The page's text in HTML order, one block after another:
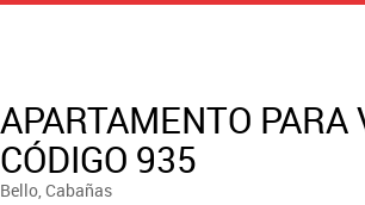
APARTAMENTO PARA
CÓDIGO 935
Bello, Cabañas